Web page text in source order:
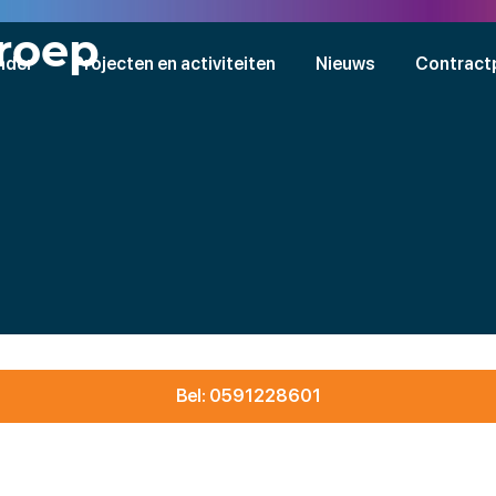
Projecten en activiteiten Nieuws
Bel: 0591228601